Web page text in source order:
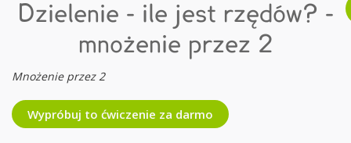
Dzielenie - ile jest rzędów? -
mnożenie przez 2
Mnożenie przez 2
Wypróbuj to ćwiczenie za darmo